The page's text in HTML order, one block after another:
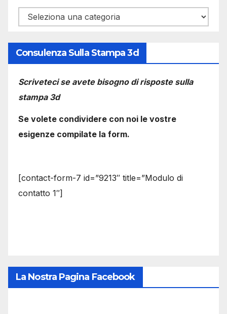
Categorie
Consulenza Sulla Stampa 3d
Scriveteci se avete bisogno di risposte sulla
stampa 3d
Se volete condividere con noi le vostre
esigenze compilate la form.
[contact-form-7 id=”9213″ title=”Modulo di
contatto 1″]
La Nostra Pagina Facebook